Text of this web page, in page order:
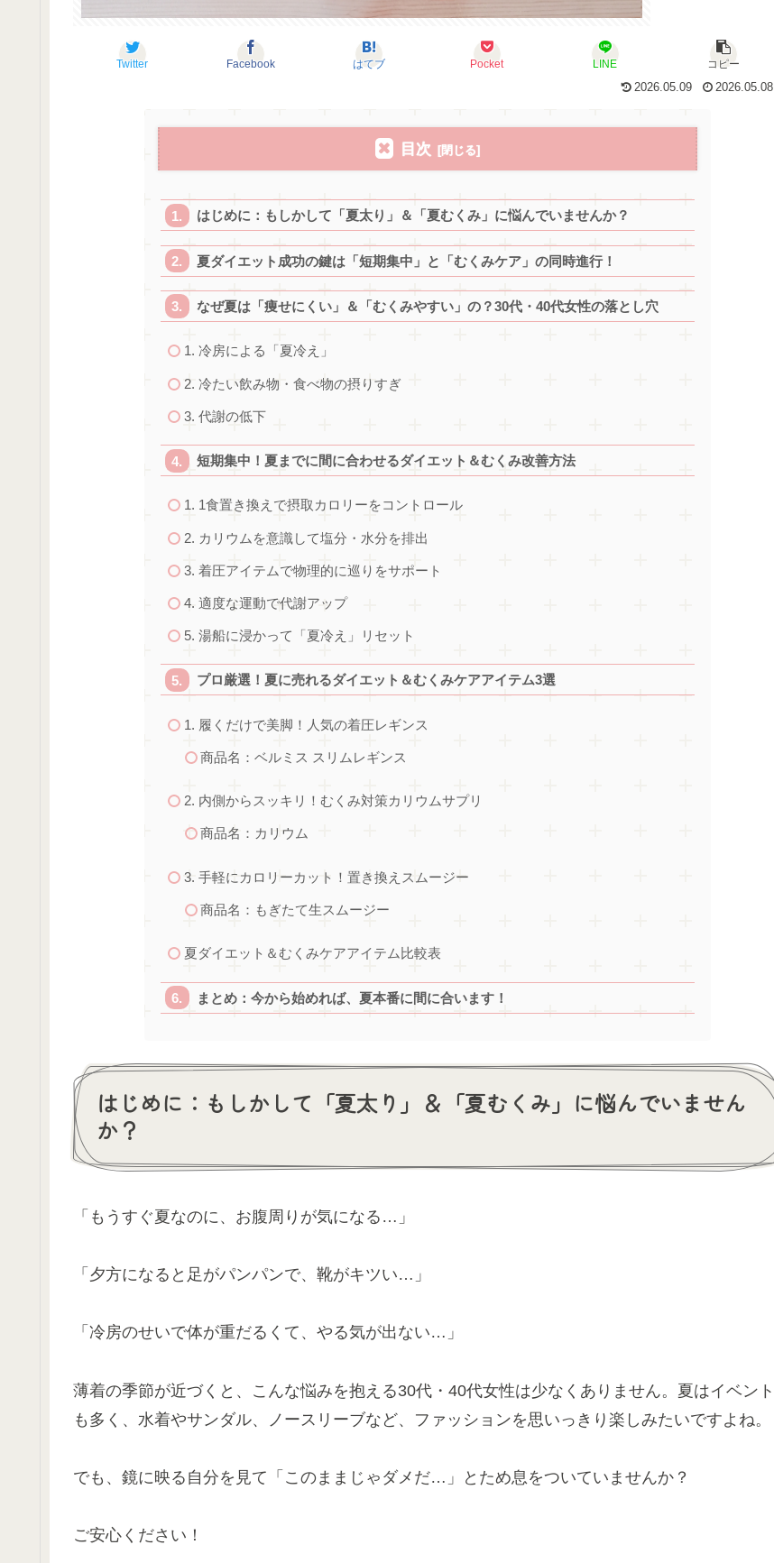
Twitter Facebook はてブ Pocket LINE
コピー
2026.05.09
2026.05.08
目次
はじめに：もしかして「夏太り」＆「夏むくみ」に悩んでいませんか？
夏ダイエット成功の鍵は「短期集中」と「むくみケア」の同時進行！
なぜ夏は「痩せにくい」＆「むくみやすい」の？30代・40代女性の落とし穴
1. 冷房による「夏冷え」
2. 冷たい飲み物・食べ物の摂りすぎ
3. 代謝の低下
短期集中！夏までに間に合わせるダイエット＆むくみ改善方法
1. 1食置き換えで摂取カロリーをコントロール
2. カリウムを意識して塩分・水分を排出
3. 着圧アイテムで物理的に巡りをサポート
4. 適度な運動で代謝アップ
5. 湯船に浸かって「夏冷え」リセット
プロ厳選！夏に売れるダイエット＆むくみケアアイテム3選
1. 履くだけで美脚！人気の着圧レギンス
商品名：ベルミス スリムレギンス
2. 内側からスッキリ！むくみ対策カリウムサプリ
商品名：カリウム
3. 手軽にカロリーカット！置き換えスムージー
商品名：もぎたて生スムージー
夏ダイエット＆むくみケアアイテム比較表
まとめ：今から始めれば、夏本番に間に合います！
はじめに：もしかして「夏太り」＆「夏むくみ」に悩んでいません
か？
「もうすぐ夏なのに、お腹周りが気になる…」
「夕方になると足がパンパンで、靴がキツい…」
「冷房のせいで体が重だるくて、やる気が出ない…」
薄着の季節が近づくと、こんな悩みを抱える30代・40代女性は少なくありません。夏はイベント
も多く、水着やサンダル、ノースリーブなど、ファッションを思いっきり楽しみたいですよね。
でも、鏡に映る自分を見て「このままじゃダメだ…」とため息をついていませんか？
ご安心ください！